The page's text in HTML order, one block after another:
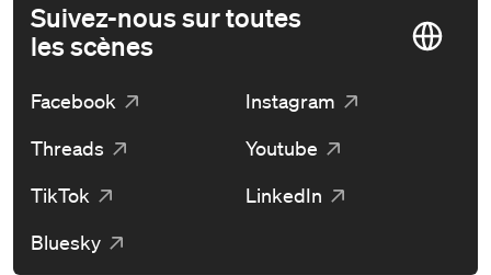
Suivez-nous sur toutes
les scènes
Facebook
Instagram
Threads
Youtube
TikTok
LinkedIn
Bluesky